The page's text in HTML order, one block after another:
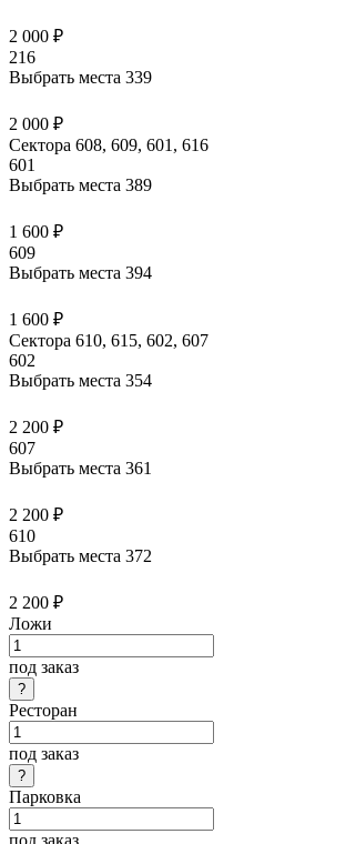
2 000 ₽
216
Выбрать места 339
2 000 ₽
Сектора 608, 609, 601, 616
601
Выбрать места 389
1 600 ₽
609
Выбрать места 394
1 600 ₽
Сектора 610, 615, 602, 607
602
Выбрать места 354
2 200 ₽
607
Выбрать места 361
2 200 ₽
610
Выбрать места 372
2 200 ₽
Ложи
под заказ
Ресторан
под заказ
Парковка
под заказ